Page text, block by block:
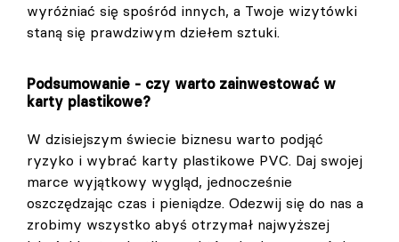
wyróżniać się spośród innych, a Twoje wizytówki
staną się prawdziwym dziełem sztuki.
Podsumowanie - czy warto zainwestować w
karty plastikowe?
W dzisiejszym świecie biznesu warto podjąć
ryzyko i wybrać karty plastikowe PVC. Daj swojej
marce wyjątkowy wygląd, jednocześnie
oszczędzając czas i pieniądze. Odezwij się do nas a
zrobimy wszystko abyś otrzymał najwyższej